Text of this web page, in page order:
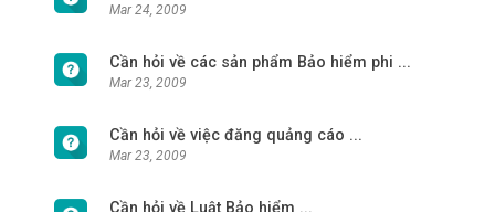
Mar 24, 2009
Cần hỏi về các sản phẩm Bảo hiểm phi ...
Mar 23, 2009
Cần hỏi về việc đăng quảng cáo ...
Mar 23, 2009
Cần hỏi về Luật Bảo hiểm ...